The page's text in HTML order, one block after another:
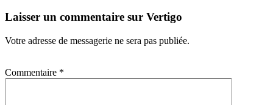
Laisser un commentaire sur Vertigo
Votre adresse de messagerie ne sera pas publiée.
Commentaire *